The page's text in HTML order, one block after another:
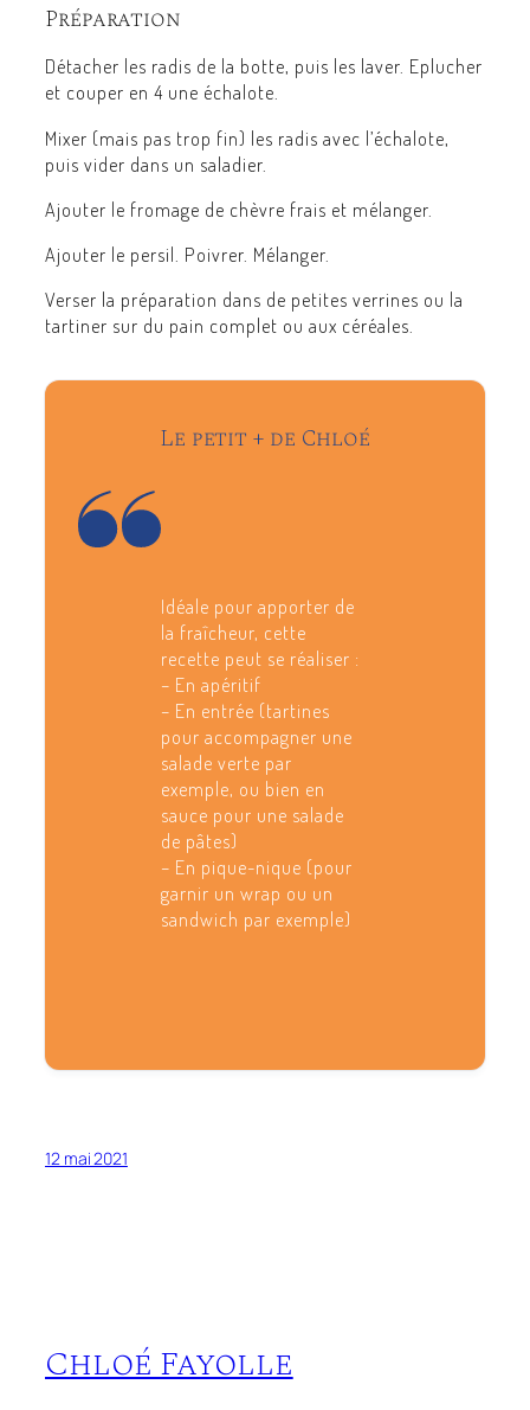
Préparation
Détacher les radis de la botte, puis les laver. Eplucher
et couper en 4 une échalote.
Mixer (mais pas trop fin) les radis avec l’échalote,
puis vider dans un saladier.
Ajouter le fromage de chèvre frais et mélanger.
Ajouter le persil. Poivrer. Mélanger.
Verser la préparation dans de petites verrines ou la
tartiner sur du pain complet ou aux céréales.
Le petit + de Chloé
Idéale pour apporter de
la fraîcheur, cette
recette peut se réaliser :
– En apéritif
– En entrée (tartines
pour accompagner une
salade verte par
exemple, ou bien en
sauce pour une salade
de pâtes)
– En pique-nique (pour
garnir un wrap ou un
sandwich par exemple)
12 mai 2021
Chloé Fayolle